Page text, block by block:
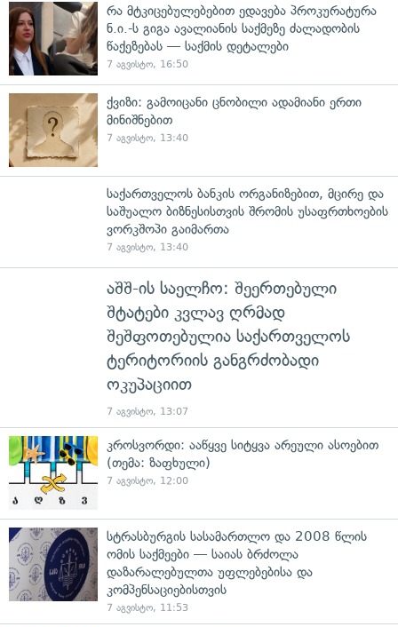
რა მტკიცებულებებით ედავება პროკურატურა
ნ.ი.-ს გიგა ავალიანის საქმეზე ძალადობის
წაქეზებას — საქმის დეტალები
7 აგვისტო, 16:50
ქვიზი: გამოიცანი ცნობილი ადამიანი ერთი
მინიშნებით
7 აგვისტო, 13:40
საქართველოს ბანკის ორგანიზებით, მცირე და
საშუალო ბიზნესისთვის შრომის უსაფრთხოების
ვორკშოპი გაიმართა
7 აგვისტო, 13:40
აშშ-ის საელჩო: შეერთებული
შტატები კვლავ ღრმად
შეშფოთებულია საქართველოს
ტერიტორიის განგრძობადი
ოკუპაციით
7 აგვისტო, 13:07
კროსვორდი: ააწყვე სიტყვა არეული ასოებით
(თემა: ზაფხული)
7 აგვისტო, 12:00
სტრასბურგის სასამართლო და 2008 წლის
ომის საქმეები — საიას ბრძოლა
დაზარალებულთა უფლებებისა და
კომპენსაციებისთვის
7 აგვისტო, 11:53